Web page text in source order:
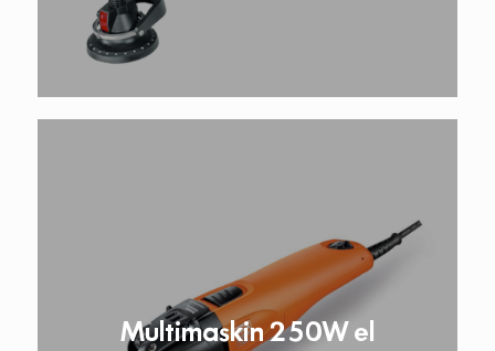
Multimaskin 250W el